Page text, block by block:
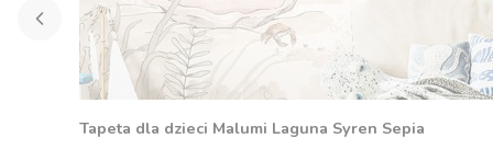
Tapeta dla dzieci Malumi Laguna Syren Sepia